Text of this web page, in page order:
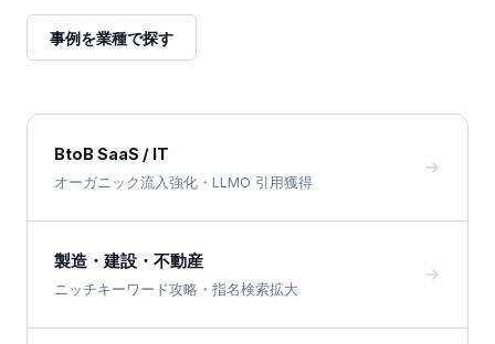
事例を業種で探す
BtoB SaaS / IT
オーガニック流入強化・LLMO 引用獲得
製造・建設・不動産
ニッチキーワード攻略・指名検索拡大